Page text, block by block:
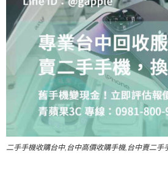
二手手機收購台中,台中高價收購手機,台中賣二手